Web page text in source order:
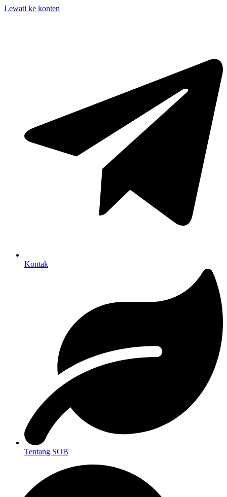
Lewati ke konten
Kontak
Tentang SOB